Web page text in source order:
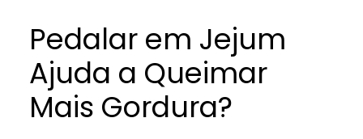
Pedalar em Jejum
Ajuda a Queimar
Mais Gordura?